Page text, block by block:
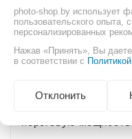
подходы во время
определять технику
общую дистанцию.
результат. Найдите
свой
3, чтобы оценить
photo-shop.by использует
пользовательского опыта,
персонализированных
Нажав «Принять», Вы
в соответствии с
Отклонить